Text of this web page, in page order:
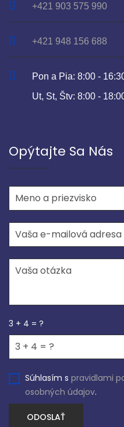
+421 903 575 990
+421 948 156 688
Pon a Pia: 8:00 -
Ut, St, Štv: 8:00 -
Opýtajte Sa Nás
3 + 4 = ?
Súhlasím s pravidlami
osobných údajov.
ODOSLAŤ